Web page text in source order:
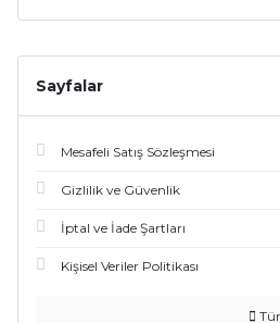
Sayfalar
Mesafeli Satış Sözleşmesi
Gizlilik ve Güvenlik
İptal ve İade Şartları
Kişisel Veriler Politikası